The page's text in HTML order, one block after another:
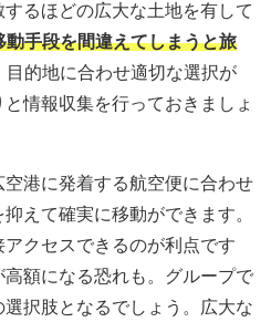
るほどの広大な土地を有して
動手段を間違えてしまうと旅
目的地に合わせ適切な選択が
情報収集を行っておきましょ
港に発着する航空便に合わせ
えて確実に移動ができます。
クセスできるのが利点です
額になる恐れも。グループで
択肢となるでしょう。広大な